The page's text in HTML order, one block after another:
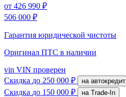
от 426 990 ₽
506 000 ₽
Гарантия юридической чистоты
Оригинал ПТС в наличии
vin VIN проверен
Скидка до 250 000 ₽ на автокредит
Скидка до 150 000 ₽
на Trade-In